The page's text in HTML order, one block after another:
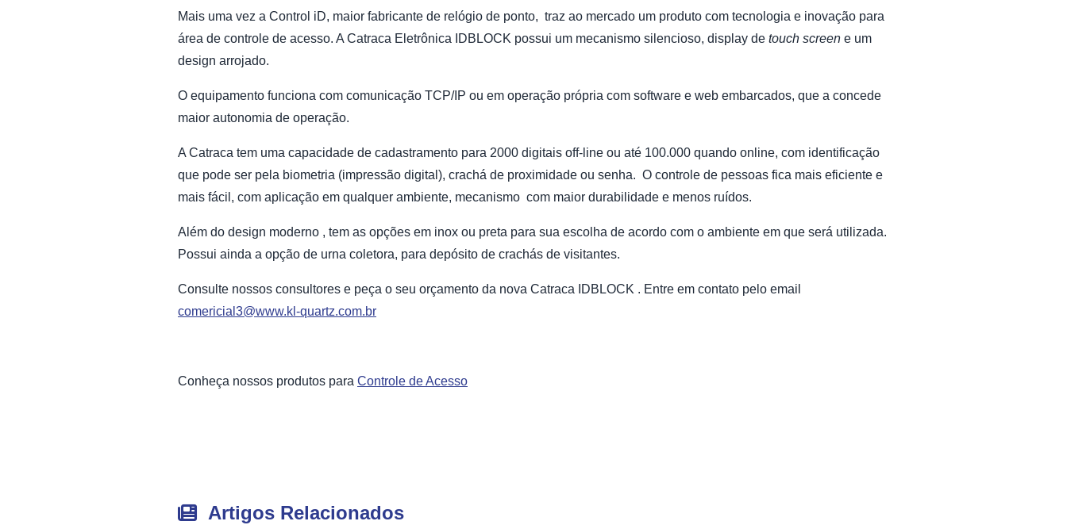
Mais uma vez a Control iD, maior fabricante de relógio de ponto, traz ao mercado um produto com tecnologia e inovação para
área de controle de acesso. A Catraca Eletrônica IDBLOCK possui um mecanismo silencioso, display de touch screen e um
design arrojado.
O equipamento funciona com comunicação TCP/IP ou em operação própria com software e web embarcados, que a concede
maior autonomia de operação.
A Catraca tem uma capacidade de cadastramento para 2000 digitais off-line ou até 100.000 quando online, com identificação
que pode ser pela biometria (impressão digital), crachá de proximidade ou senha. O controle de pessoas fica mais eficiente e
mais fácil, com aplicação em qualquer ambiente, mecanismo com maior durabilidade e menos ruídos.
Além do design moderno , tem as opções em inox ou preta para sua escolha de acordo com o ambiente em que será utilizada.
Possui ainda a opção de urna coletora, para depósito de crachás de visitantes.
Consulte nossos consultores e peça o seu orçamento da nova Catraca IDBLOCK . Entre em contato pelo email
comericial3@www.kl-quartz.com.br
Conheça nossos produtos para Controle de Acesso
Artigos Relacionados